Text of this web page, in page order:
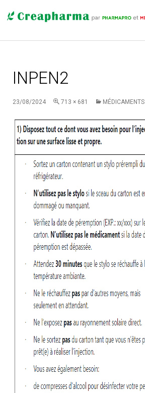
INPEN2
23/08/2024 713 × 681 MÉDICAMENTS